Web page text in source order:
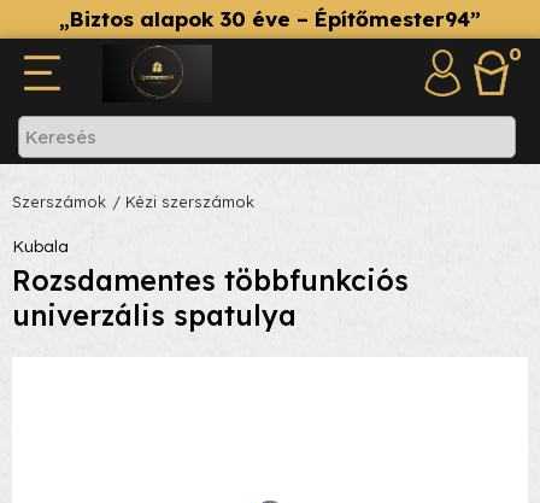
„Biztos alapok 30 éve – Építőmester94”
0
Szerszámok / Kézi szerszámok
Kubala
Rozsdamentes többfunkciós
univerzális spatulya